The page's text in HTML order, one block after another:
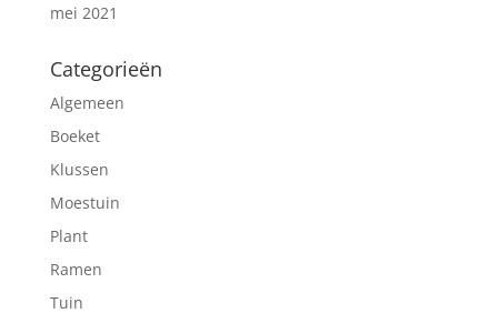
mei 2021
Categorieën
Algemeen
Boeket
Klussen
Moestuin
Plant
Ramen
Tuin